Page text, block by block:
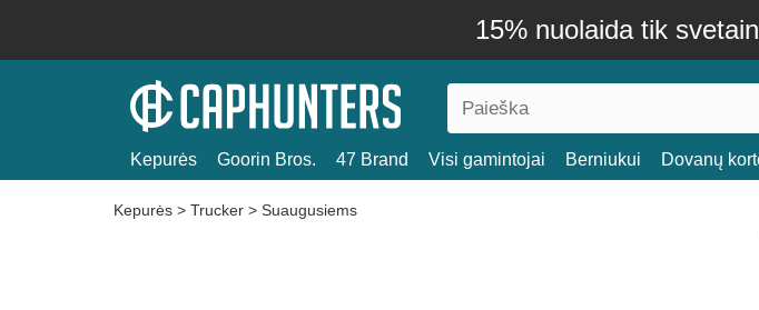
15% nuolaida tik
Kepurės Goorin Bros. 47 Brand Visi gamintojai Berniukui Dovanų
Kepurės > Trucker > Suaugusiems